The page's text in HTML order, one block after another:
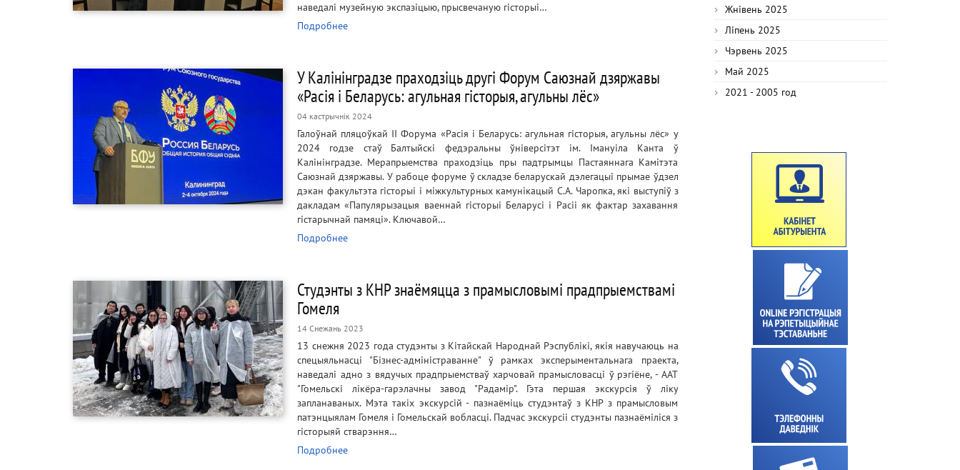
наведалі музейную экспазіцыю, прысвечаную гісторыі…
Подробнее
У Калінінградзе праходзіць другі Форум Саюзнай дзяржавы
«Расія і Беларусь: агульная гісторыя, агульны лёс»
04 кастрычнік 2024
Галоўнай пляцоўкай ІІ Форума «Расія і Беларусь: агульная гісторыя, агульны лёс» у
2024 годзе стаў Балтыйскі федэральны ўніверсітэт ім. Імануіла Канта ў
Калінінградзе. Мерапрыемства праходзіць пры падтрымцы Пастаяннага Камітэта
Саюзнай дзяржавы. У рабоце форуме ў складзе беларускай дэлегацыі прымае ўдзел
дэкан факультэта гісторыі і міжкультурных камунікацый С.А. Чаропка, які выступіў з
дакладам «Папулярызацыя ваеннай гісторыі Беларусі і Расіі як фактар захавання
гістарычнай памяці». Ключавой…
Подробнее
Студэнты з КНР знаёмяцца з прамысловымі прадпрыемствамі
Гомеля
14 Снежань 2023
13 снежня 2023 года студэнты з Кітайскай Народнай Рэспублікі, якія навучаюць на
спецыяльнасці "Бізнес-адміністраванне" ў рамках эксперыментальнага праекта,
наведалі адно з вядучых прадпрыемстваў харчовай прамысловасці ў рэгіёне, - ААТ
"Гомельскі лікёра-гарэлачны завод "Радамір". Гэта першая экскурсія ў ліку
запланаваных. Мэта такіх экскурсій - пазнаёміць студэнтаў з КНР з прамысловым
патэнцыялам Гомеля і Гомельскай вобласці. Падчас экскурсіі студэнты пазнаёміліся з
гісторыяй стварэння…
Подробнее
Жнівень 2025
Ліпень 2025
Чэрвень 2025
Май 2025
2021 - 2005 год